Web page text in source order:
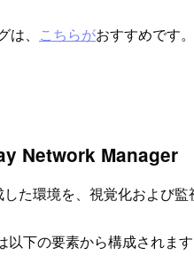
、 こちらがおすすめです。
Network Manager
た環境を、視覚化および
下の要素から構成されます